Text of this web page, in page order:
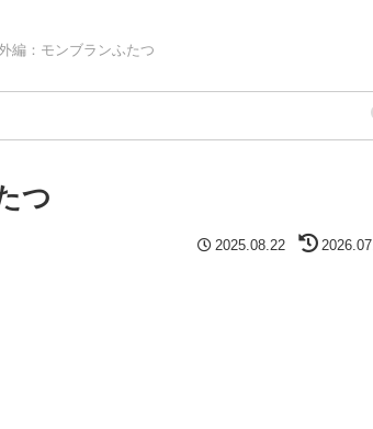
編：モンブランふたつ
つ
2025.08.22